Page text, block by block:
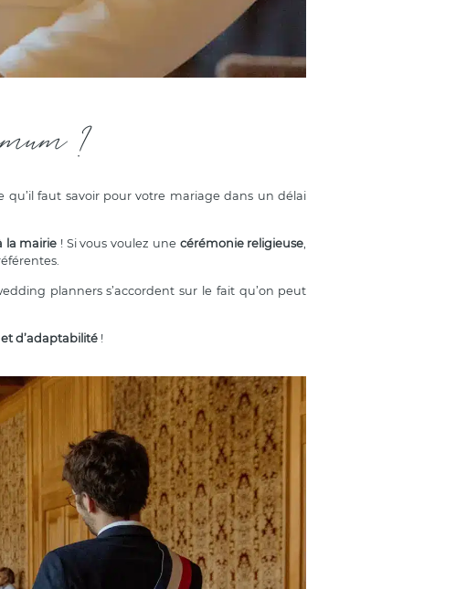
?
faut savoir pour votre mariage dans un délai
la mairie ! Si vous voulez une cérémonie religieuse
planners s’accordent sur le fait qu’on peut
d’adaptabilité !